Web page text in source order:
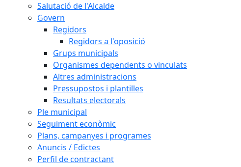
Salutació de l'Alcalde
Govern
Regidors
Regidors a l'oposició
Grups municipals
Organismes dependents o vinculats
Altres administracions
Pressupostos i plantilles
Resultats electorals
Ple municipal
Seguiment econòmic
Plans, campanyes i programes
Anuncis / Edictes
Perfil de contractant